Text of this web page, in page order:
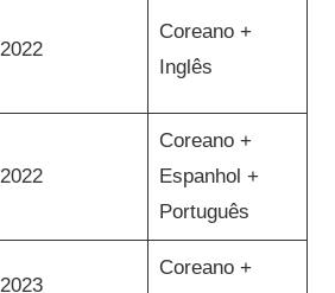
2022
Coreano +
Inglês
2022
Coreano +
Espanhol +
Português
2023
Coreano +